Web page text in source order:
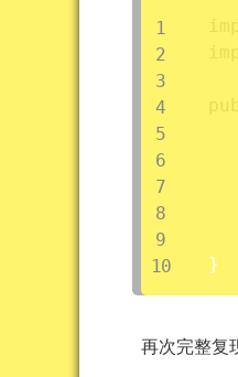
}
再次完整复